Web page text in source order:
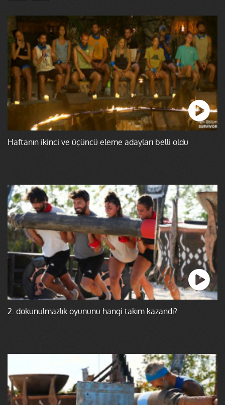
Haftanın ikinci ve üçüncü eleme adayları belli oldu
2. dokunulmazlık oyununu hangi takım kazandı?